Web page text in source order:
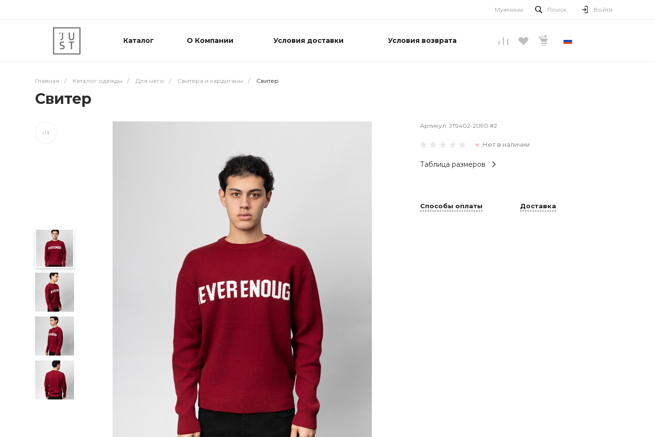
Мужчины Поиск Войти
Каталог О Компании Условия доставки Условия возврата
Главная / Каталог одежды / Для него / Свитера и кардиганы / Свитер
Свитер
Артикул: JT9402-2090 #2
Нет в наличии
Таблица размеров
Способы оплаты Доставка